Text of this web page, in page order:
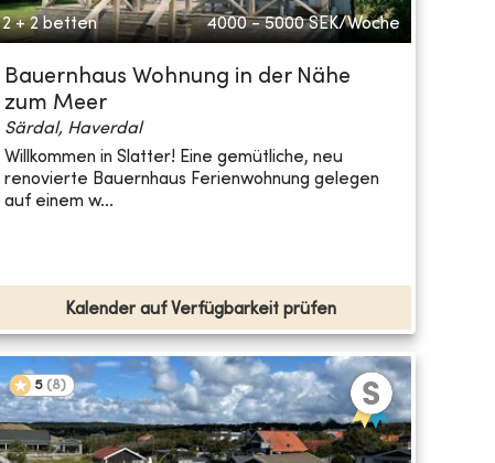
2 + 2 betten 4000 - 5000 SEK/Woche
Bauernhaus Wohnung in der Nähe
zum Meer
Särdal, Haverdal
Willkommen in Slatter! Eine gemütliche, neu
renovierte Bauernhaus Ferienwohnung gelegen
auf einem w...
Kalender auf Verfügbarkeit prüfen
5 (8)